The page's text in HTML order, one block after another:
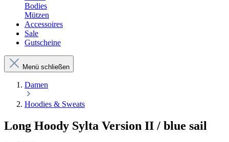
Bodies
Mützen
Accessoires
Sale
Gutscheine
Menü schließen
Damen
Hoodies & Sweats
Long Hoody Sylta Version II / blue sail